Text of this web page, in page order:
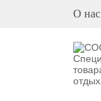
О нас